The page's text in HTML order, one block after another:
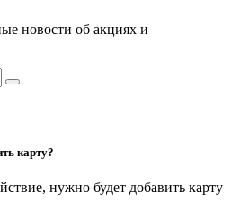
новости об акциях и
карту?
нужно будет добавить карту